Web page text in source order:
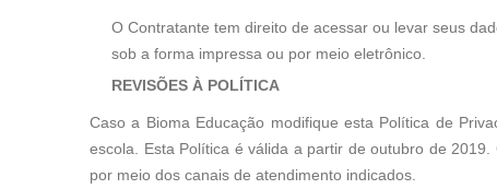
O Contratante tem direito de acessar ou levar seus
sob a forma impressa ou por meio eletrônico.
REVISÕES À POLÍTICA
Caso a Bioma Educação modifique esta Política de
escola. Esta Política é válida a partir de outubro de
por meio dos canais de atendimento indicados.